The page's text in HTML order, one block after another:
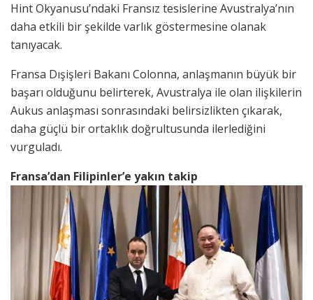
Hint Okyanusu’ndaki Fransız tesislerine Avustralya’nın
daha etkili bir şekilde varlık göstermesine olanak
tanıyacak.
Fransa Dışişleri Bakanı Colonna, anlaşmanın büyük bir
başarı olduğunu belirterek, Avustralya ile olan ilişkilerin
Aukus anlaşması sonrasındaki belirsizlikten çıkarak,
daha güçlü bir ortaklık doğrultusunda ilerlediğini
vurguladı.
Fransa’dan Filipinler’e yakın takip